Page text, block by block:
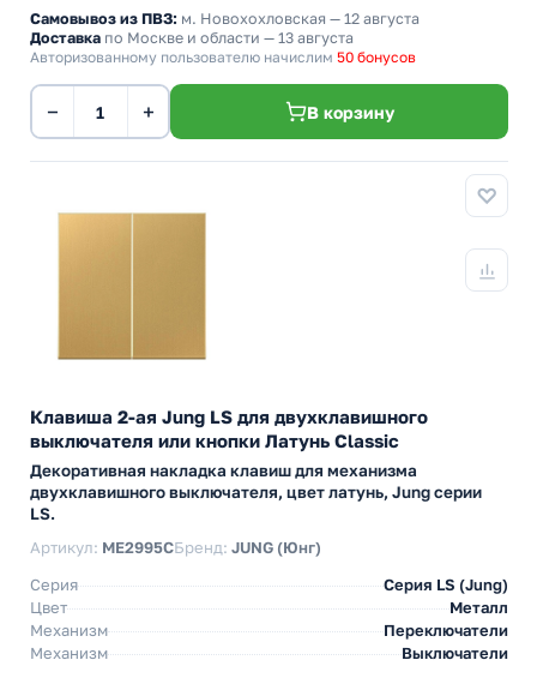
Самовывоз из ПВЗ: м. Новохохловская — 12 августа
Доставка по Москве и области — 13 августа
Авторизованному пользователю начислим 50 бонусов
− + В корзину
Клавиша 2-ая Jung LS для двухклавишного
выключателя или кнопки Латунь Classic
Декоративная накладка клавиш для механизма
двухклавишного выключателя, цвет латунь, Jung серии
LS.
Артикул: ME2995CБренд: JUNG (Юнг)
Серия
Серия LS (Jung)
Цвет
Металл
Механизм
Переключатели
Механизм
Выключатели